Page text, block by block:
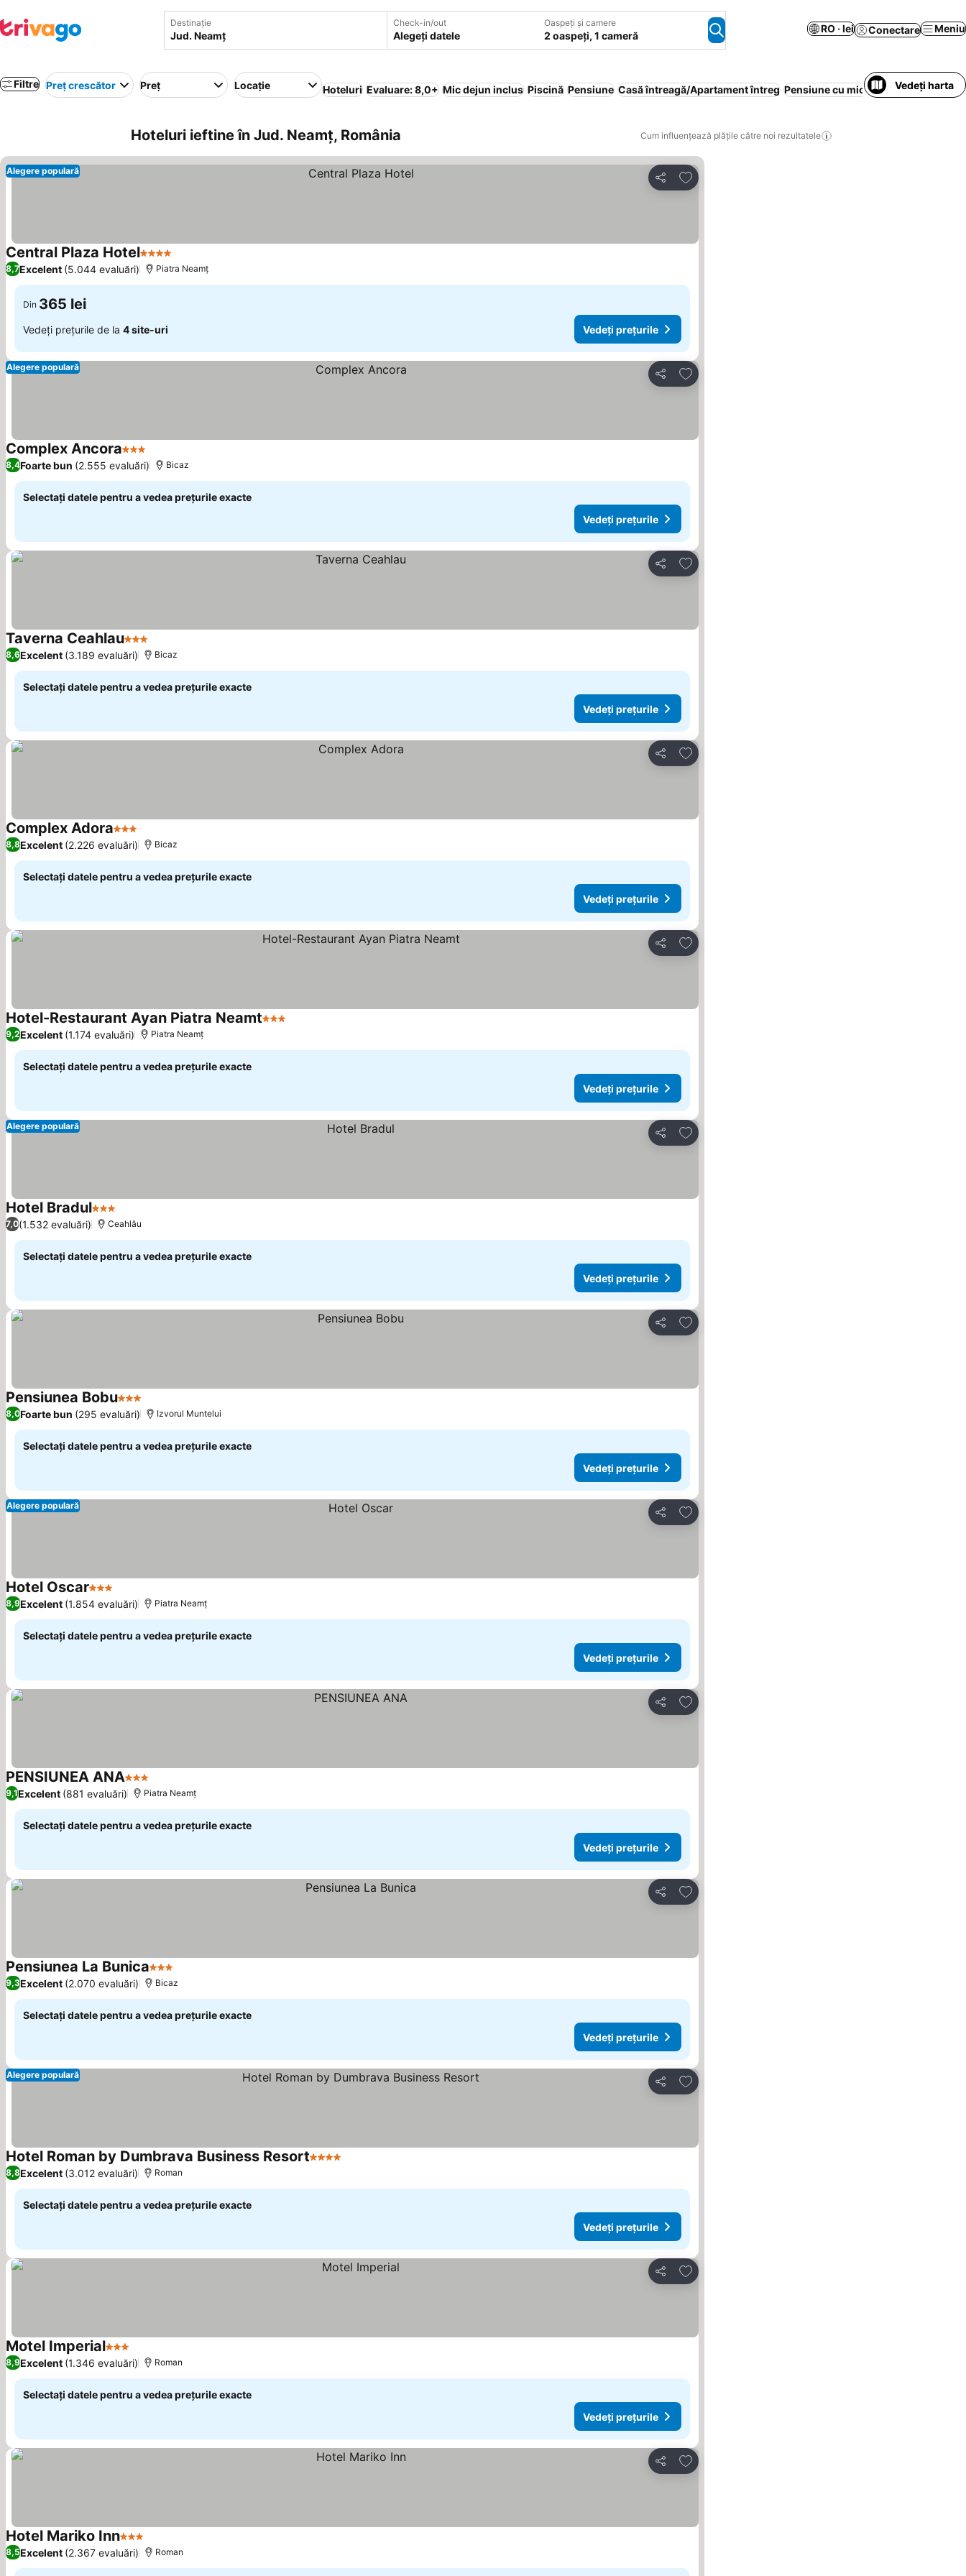
Destinație Check-in/out
Alegeți datele
Oaspeți și camere
2 oaspeți, 1 cameră
RO · lei Conectare Meniu
Filtre Preț crescător Preț Locație Hoteluri Evaluare: 8,0+ Mic dejun inclus Piscină Pensiune Casă întreagă/Apartament întreg Pensiune cu mic dejun Familii
Vedeți harta
Hoteluri ieftine în Jud. Neamț, România Cum influențează plățile către noi rezultatele
Distribuiți
Adăugaţi la favorite
Alegere populară
Central Plaza Hotel4 Stele
8,7Excelent (5.044 evaluări) Piatra Neamț
Din 365 lei
Vedeți prețurile de la 4 site-uri Vedeți prețurile
Distribuiți
Adăugaţi la favorite
Alegere populară
Complex Ancora3 Stele
8,4Foarte bun (2.555 evaluări) Bicaz
Selectați datele pentru a vedea prețurile exacte
Vedeți prețurile
Distribuiți
Adăugaţi la favorite
Taverna Ceahlau3 Stele
8,6Excelent (3.189 evaluări) Bicaz
Selectați datele pentru a vedea prețurile exacte
Vedeți prețurile
Distribuiți
Adăugaţi la favorite
Complex Adora3 Stele
8,8Excelent (2.226 evaluări) Bicaz
Selectați datele pentru a vedea prețurile exacte
Vedeți prețurile
Distribuiți
Adăugaţi la favorite
Hotel-Restaurant Ayan Piatra Neamt3 Stele
9,2Excelent (1.174 evaluări) Piatra Neamț
Selectați datele pentru a vedea prețurile exacte
Vedeți prețurile
Distribuiți
Adăugaţi la favorite
Alegere populară
Hotel Bradul3 Stele
7,0(1.532 evaluări) Ceahlău
Selectați datele pentru a vedea prețurile exacte
Vedeți prețurile
Distribuiți
Adăugaţi la favorite
Pensiunea Bobu3 Stele
8,0Foarte bun (295 evaluări) Izvorul Muntelui
Selectați datele pentru a vedea prețurile exacte
Vedeți prețurile
Distribuiți
Adăugaţi la favorite
Alegere populară
Hotel Oscar3 Stele
8,9Excelent (1.854 evaluări) Piatra Neamț
Selectați datele pentru a vedea prețurile exacte
Vedeți prețurile
Distribuiți
Adăugaţi la favorite
PENSIUNEA ANA3 Stele
9,1Excelent (881 evaluări) Piatra Neamț
Selectați datele pentru a vedea prețurile exacte
Vedeți prețurile
Distribuiți
Adăugaţi la favorite
Pensiunea La Bunica3 Stele
9,3Excelent (2.070 evaluări) Bicaz
Selectați datele pentru a vedea prețurile exacte
Vedeți prețurile
Distribuiți
Adăugaţi la favorite
Alegere populară
Hotel Roman by Dumbrava Business Resort4 Stele
8,8Excelent (3.012 evaluări) Roman
Selectați datele pentru a vedea prețurile exacte
Vedeți prețurile
Distribuiți
Adăugaţi la favorite
Motel Imperial3 Stele
8,9Excelent (1.346 evaluări) Roman
Selectați datele pentru a vedea prețurile exacte
Vedeți prețurile
Distribuiți
Adăugaţi la favorite
Hotel Mariko Inn3 Stele
8,5Excelent (2.367 evaluări) Roman